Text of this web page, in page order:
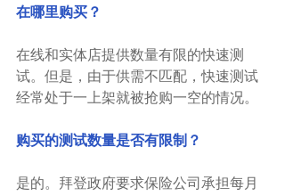
在哪里购买？
在线和实体店提供数量有限的快速测
试。但是，由于供需不匹配，快速测试
经常处于一上架就被抢购一空的情况。
购买的测试数量是否有限制？
是的。拜登政府要求保险公司承担每月